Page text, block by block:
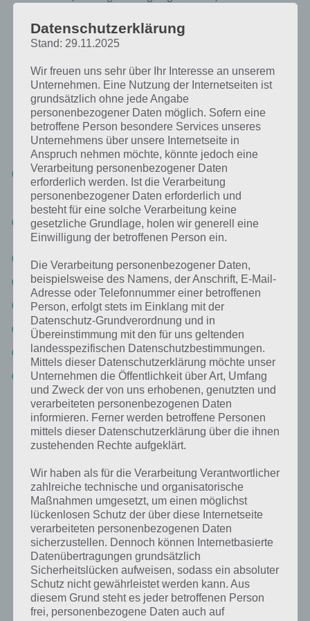
Die Lösung von Level 36 lautet nun folgendermaßen: Wir gehen
einmal nach links , klicken unser Seil an und legen dies in das Loch.
starten also beim N und müssen uns nun durch den Schacht
buddeln. Wir nutzen als erstes die braune Schaufel, wobei die Karte
uns den Weg zeigt, wie wir graben müssen.
Die Lösung und die Reihenfolge für das Level 36 von 100 Rooms
lautet nun folgendermaßen:
BRAUNE SCHAUFEL AUSWÄHLEN – Beim N zweimal klickenn
(erster Klick erzeugt einen Tunnel, mit zweitem Klick gehen wir
durch). Wir stehen nun erneut vor einer Wand
Nach rechts klicken – hier den Bildschirm 8 mal antippen (heißt –
durch vier Tunnel gehen)
Nach rechts klicken – hier den Bildschirm 2 mal antippen
Nach links klicken – hier den Bildschirm 4 mal antippen
Nach links klicken – hier den Bildschirm 6 mal antippen
Nach links klicken – hier den Bildschirm 6 mal antippen
Nach rechts klicken – hier den Bildschirm 4 mal antippen
Abschließend müssen wir noch die Regenbogen-Schaufel nehmen
und das Monster töten. Um die Tür zu öffnen, die letzte Schaufel
nehmen und die Tür ist frei. Das war die Lösung zu Level 36 von 100
Rooms. Ein Screenshot zur Lösung dieses Levels werden wir schon
bald nachliefern.
100 Rooms Level 36 Lösung
Datenschutzerklärung
Stand: 29.11.2025
Wir freuen uns sehr über Ihr Interesse an unserem
Unternehmen. Eine Nutzung der Internetseiten ist
grundsätzlich ohne jede Angabe
personenbezogener Daten möglich. Sofern eine
betroffene Person besondere Services unseres
Unternehmens über unsere Internetseite in
Anspruch nehmen möchte, könnte jedoch eine
Verarbeitung personenbezogener Daten
erforderlich werden. Ist die Verarbeitung
personenbezogener Daten erforderlich und
besteht für eine solche Verarbeitung keine
gesetzliche Grundlage, holen wir generell eine
Einwilligung der betroffenen Person ein.
Die Verarbeitung personenbezogener Daten,
beispielsweise des Namens, der Anschrift, E-Mail-
Adresse oder Telefonnummer einer betroffenen
Person, erfolgt stets im Einklang mit der
Datenschutz-Grundverordnung und in
Übereinstimmung mit den für uns geltenden
landesspezifischen Datenschutzbestimmungen.
Mittels dieser Datenschutzerklärung möchte unser
Unternehmen die Öffentlichkeit über Art, Umfang
und Zweck der von uns erhobenen, genutzten und
verarbeiteten personenbezogenen Daten
informieren. Ferner werden betroffene Personen
mittels dieser Datenschutzerklärung über die ihnen
zustehenden Rechte aufgeklärt.
Wir haben als für die Verarbeitung Verantwortlicher
zahlreiche technische und organisatorische
Maßnahmen umgesetzt, um einen möglichst
lückenlosen Schutz der über diese Internetseite
verarbeiteten personenbezogenen Daten
sicherzustellen. Dennoch können Internetbasierte
Datenübertragungen grundsätzlich
Sicherheitslücken aufweisen, sodass ein absoluter
Schutz nicht gewährleistet werden kann. Aus
diesem Grund steht es jeder betroffenen Person
frei, personenbezogene Daten auch auf